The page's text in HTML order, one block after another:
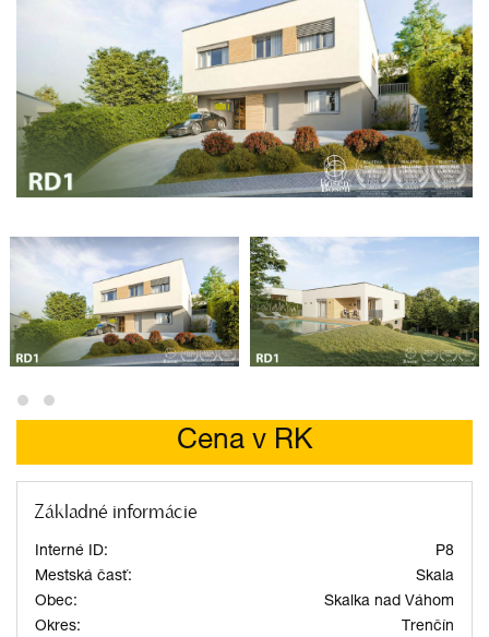
Cena v RK
Základné informácie
Interné ID:
P8
Mestská časť:
Skala
Obec:
Skalka nad Váhom
Okres:
Trenčín